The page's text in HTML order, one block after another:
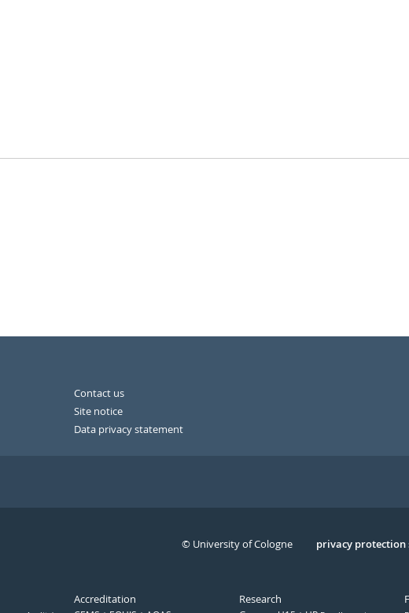
Contact us
Site notice
Data privacy statement
Serivce
privacy protection
© University of Cologne
Accreditation Research